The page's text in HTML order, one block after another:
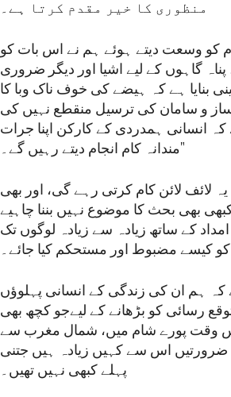
منظوری کا خیر مقدم کرتا ہے۔
کو وسعت دیتے ہوئے ہم نے اس بات کو
گاہوں کے لیے اشیا اور دیگر ضروری
بنایا ہے کہ ہیضے کی خوف ناک وبا کا
ساز و سامان کی ترسیل منقطع نہیں کی
کہ انسانی ہمدردی کے کارکن اپنا جرات
مندانہ کام انجام دیتے رہیں گے۔"
لائف لائن کام کرتی رہے گی، اور بھی
بھی بحث کا موضوع نہیں بننا چاہیے
کے ساتھ زیادہ سے زیادہ لوگوں تک
کو کیسے مضبوط اور مستحکم کیا جائے۔
کہ ہم ان کی زندگی کے انسانی پہلوؤں
رسائی کو بڑھانے کے لیےجو کچھ بھی
اس وقت پورے شام میں، شمال مغرب سے
14 گورنریٹس میں، ضرورتیں اس سے کہیں زیادہ ہیں جتنی
پہلے کبھی نہیں تھیں۔